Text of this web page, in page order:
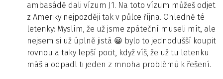
ambasádě dali vízum J1. Na toto vízum můžeš odjet
z Ameriky nejpozději tak v půlce října. Ohledně té
letenky: Myslím, že už jsme zpáteční museli mít, ale
nejsem si už úplně jistá 😀 bylo to jednodušší koupit
rovnou a taky lepší pocit, když víš, že už tu letenku
máš a odpadl ti jeden z mnoha problémů k řešení.